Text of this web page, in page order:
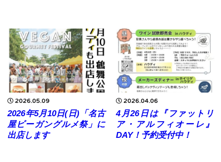
2026.05.09
2026年5月10日(日)「名古
屋ビーガングルメ祭」に
出店します
2026.04.06
4月26日は『ファットリ
ア・アルフィオーレ』
DAY！予約受付中！